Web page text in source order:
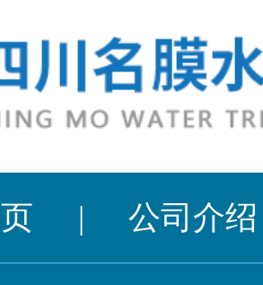
| 公司介绍